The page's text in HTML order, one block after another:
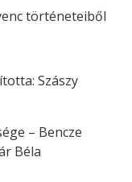
történeteiből
Szászy
– Bencze
Béla